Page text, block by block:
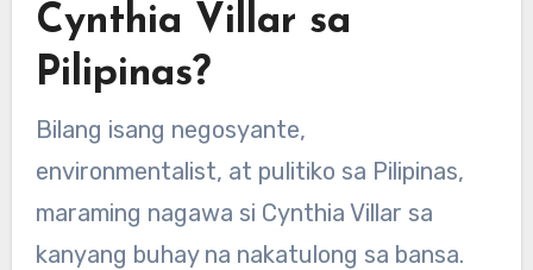
Cynthia Villar sa
Pilipinas?
Bilang isang negosyante,
environmentalist, at pulitiko sa Pilipinas,
maraming nagawa si Cynthia Villar sa
kanyang buhay na nakatulong sa bansa.